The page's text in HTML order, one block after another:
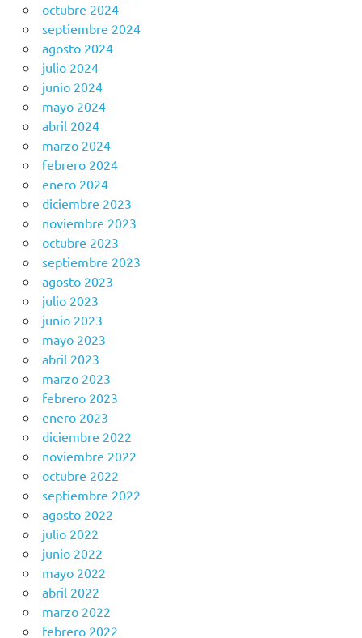
octubre 2024
septiembre 2024
agosto 2024
julio 2024
junio 2024
mayo 2024
abril 2024
marzo 2024
febrero 2024
enero 2024
diciembre 2023
noviembre 2023
octubre 2023
septiembre 2023
agosto 2023
julio 2023
junio 2023
mayo 2023
abril 2023
marzo 2023
febrero 2023
enero 2023
diciembre 2022
noviembre 2022
octubre 2022
septiembre 2022
agosto 2022
julio 2022
junio 2022
mayo 2022
abril 2022
marzo 2022
febrero 2022